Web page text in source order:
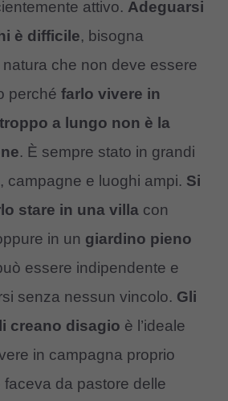
attivo. Adeguarsi
è difficile, bisogna
che non deve essere
perché farlo vivere in
a lungo non è la
. È sempre stato in grandi
campagne e luoghi ampi. Si
stare in una villa con
in un giardino pieno
essere indipendente e
senza nessun vincolo. Gli
creano disagio è l’ideale
in campagna proprio
da pastore delle